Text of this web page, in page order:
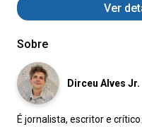
Ver
Sobre
Dirceu Alves Jr.
É jornalista, escritor e